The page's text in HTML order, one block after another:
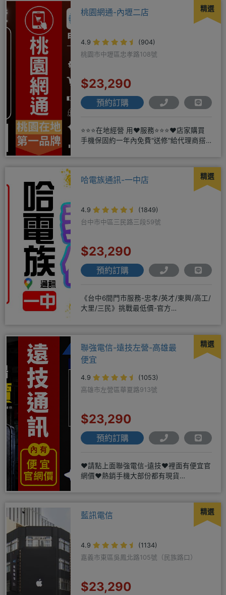
精選
桃園網通-內壢二店
4.9
(904)
桃園市中壢區忠孝路108號
$23,290
預約訂購
⭐⭐⭐在地經營 用❤️服務⭐⭐⭐❤️店家購買
手機保固約一年內免費"送修"給代理商搭
精選
哈電族通訊-一中店
4.9
(1849)
台中市中區三民路三段59號
$23,290
預約訂購
《台中6間門市服務-忠孝/英才/東興/高工/
大里/三民》挑戰最低價-官方
精選
聯強電信-遠技左營-高雄最
便宜
4.9
(1053)
高雄市左營區華夏路913號
$23,290
預約訂購
❤️請點上面聯強電信-遠技❤️裡面有便宜官
網價❤️熱銷手機大部份都有現貨
精選
藍訊電信
4.9
(1134)
嘉義市東區吳鳳北路105號（民族路口）
$23,290